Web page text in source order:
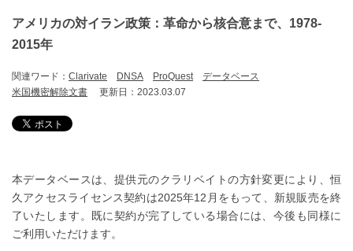
アメリカの対イラン政策：革命から核合意まで、1978-
2015年
関連ワード： Clarivate DNSA ProQuest
データベース
米国機密解除文書
更新日：2023.03.07
本データベースは、提供元のクラリベイトの方針変更により、恒
久アクセスライセンス契約は2025年12月をもって、新規販売を終
了いたします。既に契約が完了している場合には、今後も同様に
ご利用いただけます。